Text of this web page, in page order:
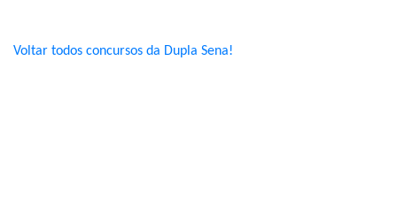
Voltar todos concursos da Dupla Sena!